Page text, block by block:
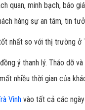
quan, minh bạch, báo
hàng sự an tâm, tin
nhất so với thị trường ở
ý thanh lý. Tháo dỡ
nhiều thời gian của
Vinh vào tất cả các